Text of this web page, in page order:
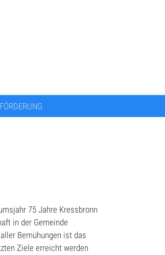
FÖRDERUNG
75 Jahre Kressbronn
in der Gemeinde
Bemühungen ist das
Ziele erreicht werden